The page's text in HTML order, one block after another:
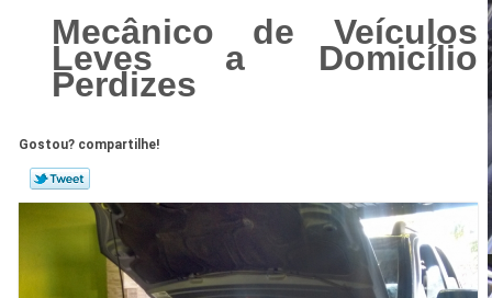
Mecânico de Veículos
Leves a Domicílio
Perdizes
Gostou? compartilhe!